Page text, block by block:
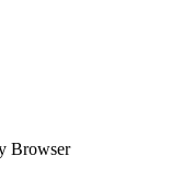
Browser